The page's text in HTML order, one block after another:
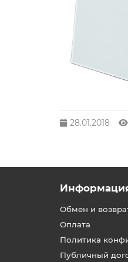
28.01.2018
Обмен и
Оплата
Политика
Публичный